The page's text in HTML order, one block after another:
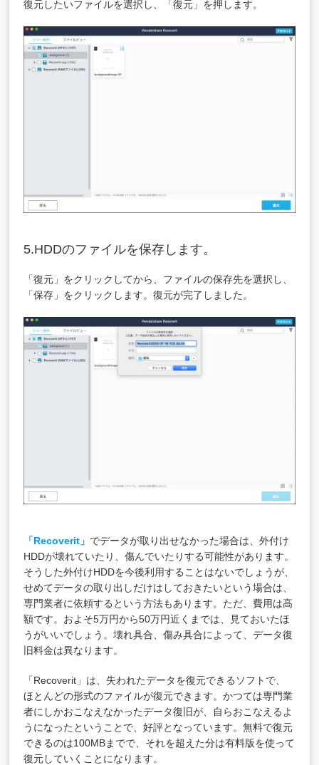
復元したいファイルを選択し、「復元」を押します。
5.HDDのファイルを保存します。
「復元」をクリックしてから、ファイルの保存先を選択し、
「保存」をクリックします。復元が完了しました。
「Recoverit」 でデータが取り出せなかった場合は、外付け
HDDが壊れていたり、傷んでいたりする可能性があります。
そうした外付けHDDを今後利用することはないでしょうが、
せめてデータの取り出しだけはしておきたいという場合は、
専門業者に依頼するという方法もあります。ただ、費用は高
額です。およそ5万円から50万円近くまでは、見ておいたほ
うがいいでしょう。壊れ具合、傷み具合によって、データ復
旧料金は異なります。
「Recoverit」は、失われたデータを復元できるソフトで、
ほとんどの形式のファイルが復元できます。かつては専門業
者にしかおこなえなかったデータ復旧が、自らおこなえるよ
うになったということで、好評となっています。無料で復元
できるのは100MBまでで、それを超えた分は有料版を使って
復元していくことになります。